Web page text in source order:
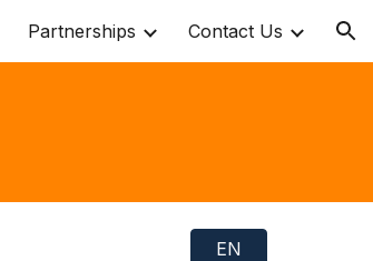
Partnerships Contact Us
EN